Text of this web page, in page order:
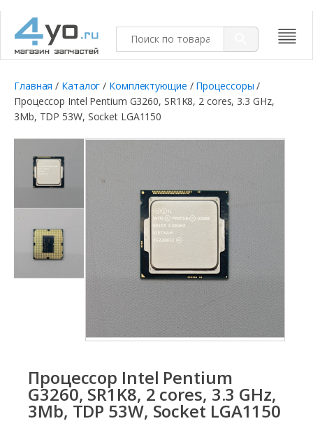
Главная / Каталог / Комплектующие / Процессоры /
Процессор Intel Pentium G3260, SR1K8, 2 cores, 3.3 GHz,
3Mb, TDP 53W, Socket LGA1150
Процессор Intel Pentium
G3260, SR1K8, 2 cores, 3.3 GHz,
3Mb, TDP 53W, Socket LGA1150